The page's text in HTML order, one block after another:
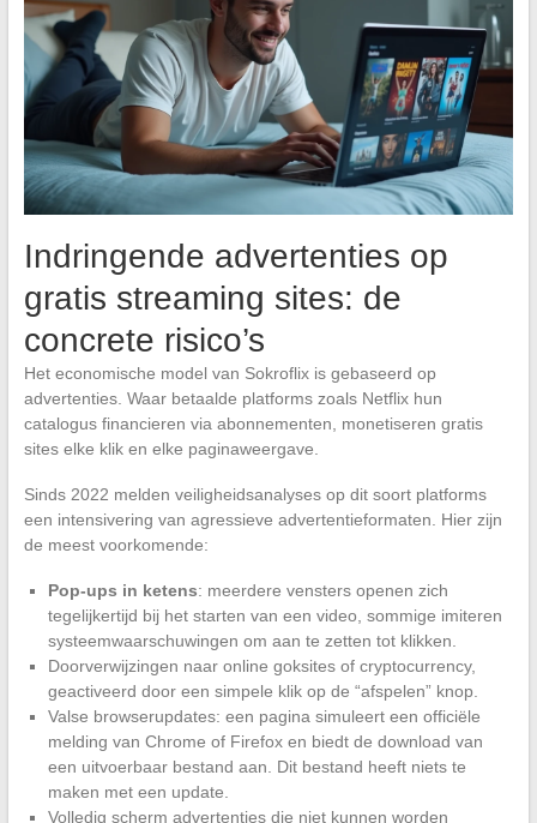
Indringende advertenties op
gratis streaming sites: de
concrete risico’s
Het economische model van Sokroflix is gebaseerd op
advertenties. Waar betaalde platforms zoals Netflix hun
catalogus financieren via abonnementen, monetiseren gratis
sites elke klik en elke paginaweergave.
Sinds 2022 melden veiligheidsanalyses op dit soort platforms
een intensivering van agressieve advertentieformaten. Hier zijn
de meest voorkomende:
Pop-ups in ketens: meerdere vensters openen zich
tegelijkertijd bij het starten van een video, sommige imiteren
systeemwaarschuwingen om aan te zetten tot klikken.
Doorverwijzingen naar online goksites of cryptocurrency,
geactiveerd door een simpele klik op de “afspelen” knop.
Valse browserupdates: een pagina simuleert een officiële
melding van Chrome of Firefox en biedt de download van
een uitvoerbaar bestand aan. Dit bestand heeft niets te
maken met een update.
Volledig scherm advertenties die niet kunnen worden